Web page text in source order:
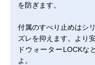
を防ぎます。
付属のすべり止めはシ
ズレを抑えます。より
ドウォーターLOCKな
よ。